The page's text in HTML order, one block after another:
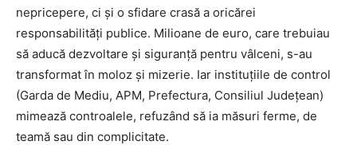
nepricepere, ci și o sfidare crasă a oricărei
responsabilități publice. Milioane de euro, care trebuiau
să aducă dezvoltare și siguranță pentru vâlceni, s-au
transformat în moloz și mizerie. Iar instituțiile de control
(Garda de Mediu, APM, Prefectura, Consiliul Județean)
mimează controalele, refuzând să ia măsuri ferme, de
teamă sau din complicitate.